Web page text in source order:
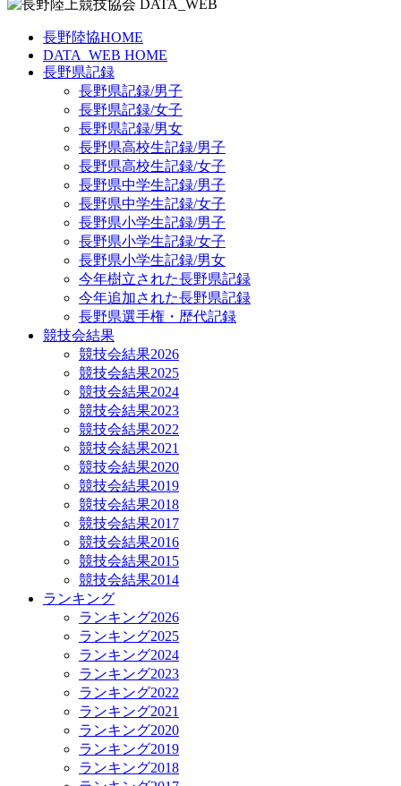
長野陸協HOME
DATA_WEB HOME
長野県記録
長野県記録/男子
長野県記録/女子
長野県記録/男女
長野県高校生記録/男子
長野県高校生記録/女子
長野県中学生記録/男子
長野県中学生記録/女子
長野県小学生記録/男子
長野県小学生記録/女子
長野県小学生記録/男女
今年樹立された長野県記録
今年追加された長野県記録
長野県選手権・歴代記録
競技会結果
競技会結果2026
競技会結果2025
競技会結果2024
競技会結果2023
競技会結果2022
競技会結果2021
競技会結果2020
競技会結果2019
競技会結果2018
競技会結果2017
競技会結果2016
競技会結果2015
競技会結果2014
ランキング
ランキング2026
ランキング2025
ランキング2024
ランキング2023
ランキング2022
ランキング2021
ランキング2020
ランキング2019
ランキング2018